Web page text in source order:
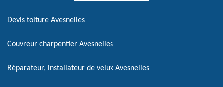
Devis toiture Avesnelles
Couvreur charpentier Avesnelles
Réparateur, installateur de velux Avesnelles